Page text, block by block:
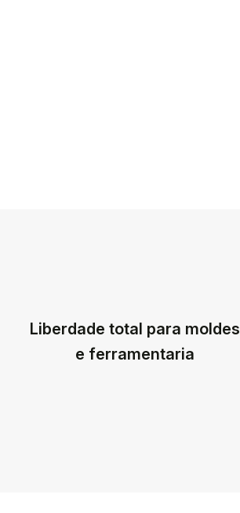
Liberdade total para moldes
e ferramentaria